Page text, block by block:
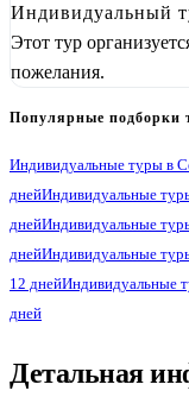
Индивидуальный
Этот тур
пожелания.
Популярные подборки
Индивидуальные туры в
днейИндивидуальные
днейИндивидуальные
днейИндивидуальные
12 днейИндивидуальные
дней
Детальная